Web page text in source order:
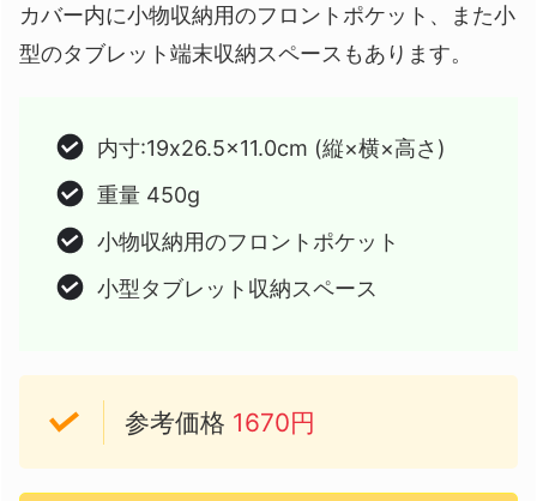
カバー内に小物収納用のフロントポケット、また小
型のタブレット端末収納スペースもあります。
内寸:19x26.5x11.0cm (縦×横×高さ)
重量 450g
小物収納用のフロントポケット
小型タブレット収納スペース
参考価格 1670円